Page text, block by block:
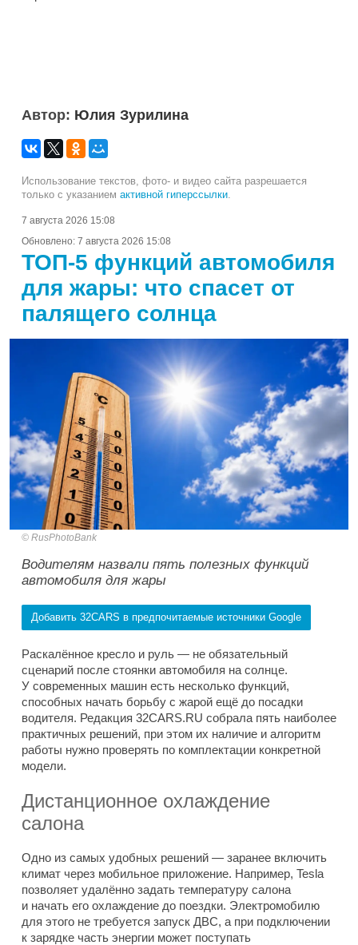
Автор: Юлия Зурилина
Использование текстов, фото- и видео сайта разрешается
только с указанием активной гиперссылки.
7 августа 2026 15:08
Обновлено: 7 августа 2026 15:08
ТОП-5 функций автомобиля
для жары: что спасет от
палящего солнца
RusPhotoBank
Водителям назвали пять полезных функций
автомобиля для жары
Добавить 32CARS в предпочитаемые источники Google
Раскалённое кресло и руль — не обязательный
сценарий после стоянки автомобиля на солнце.
У современных машин есть несколько функций,
способных начать борьбу с жарой ещё до посадки
водителя. Редакция 32CARS.RU собрала пять наиболее
практичных решений, при этом их наличие и алгоритм
работы нужно проверять по комплектации конкретной
модели.
Дистанционное охлаждение
салона
Одно из самых удобных решений — заранее включить
климат через мобильное приложение. Например, Tesla
позволяет удалённо задать температуру салона
и начать его охлаждение до поездки. Электромобилю
для этого не требуется запуск ДВС, а при подключении
к зарядке часть энергии может поступать